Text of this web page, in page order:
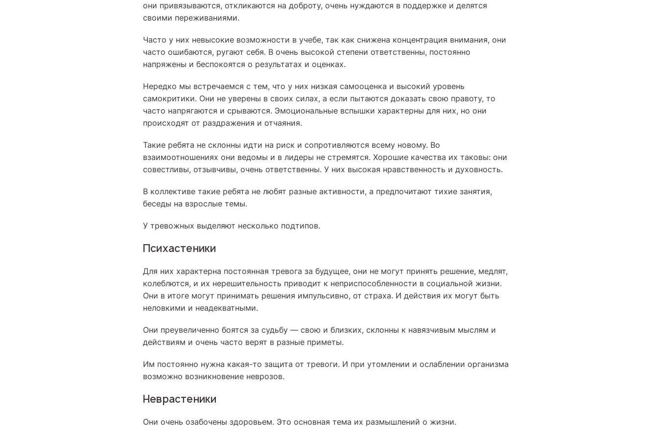
они привязываются, откликаются на доброту, очень нуждаются в поддержке и делятся
своими переживаниями.
Часто у них невысокие возможности в учебе, так как снижена концентрация внимания, они
часто ошибаются, ругают себя. В очень высокой степени ответственны, постоянно
напряжены и беспокоятся о результатах и оценках.
Нередко мы встречаемся с тем, что у них низкая самооценка и высокий уровень
самокритики. Они не уверены в своих силах, а если пытаются доказать свою правоту, то
часто напрягаются и срываются. Эмоциональные вспышки характерны для них, но они
происходят от раздражения и отчаяния.
Такие ребята не склонны идти на риск и сопротивляются всему новому. Во
взаимоотношениях они ведомы и в лидеры не стремятся. Хорошие качества их таковы: они
совестливы, отзывчивы, очень ответственны. У них высокая нравственность и духовность.
В коллективе такие ребята не любят разные активности, а предпочитают тихие занятия,
беседы на взрослые темы.
У тревожных выделяют несколько подтипов.
Психастеники
Для них характерна постоянная тревога за будущее, они не могут принять решение, медлят,
колеблются, и их нерешительность приводит к неприспособленности в социальной жизни.
Они в итоге могут принимать решения импульсивно, от страха. И действия их могут быть
неловкими и неадекватными.
Они преувеличенно боятся за судьбу — свою и близких, склонны к навязчивым мыслям и
действиям и очень часто верят в разные приметы.
Им постоянно нужна какая-то защита от тревоги. И при утомлении и ослаблении организма
возможно возникновение неврозов.
Неврастеники
Они очень озабочены здоровьем. Это основная тема их размышлений о жизни.